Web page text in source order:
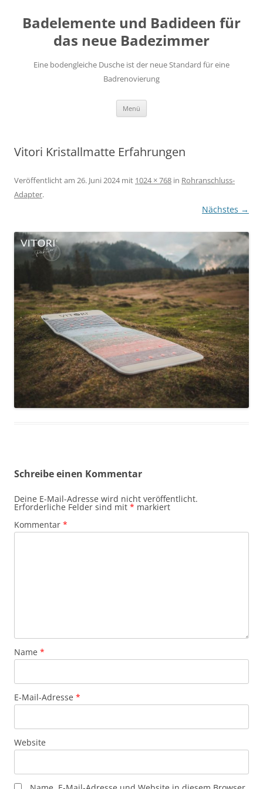
springen
Badelemente und Badideen für
das neue Badezimmer
Eine bodengleiche Dusche ist der neue Standard für eine
Badrenovierung
Menü
Vitori Kristallmatte Erfahrungen
Veröffentlicht am 26. Juni 2024mit 1024 × 768 in Rohranschluss-
Adapter.
Nächstes →
Schreibe einen Kommentar
Deine E-Mail-Adresse wird nicht veröffentlicht.
Erforderliche Felder sind mit * markiert
Kommentar *
Name *
E-Mail-Adresse *
Website